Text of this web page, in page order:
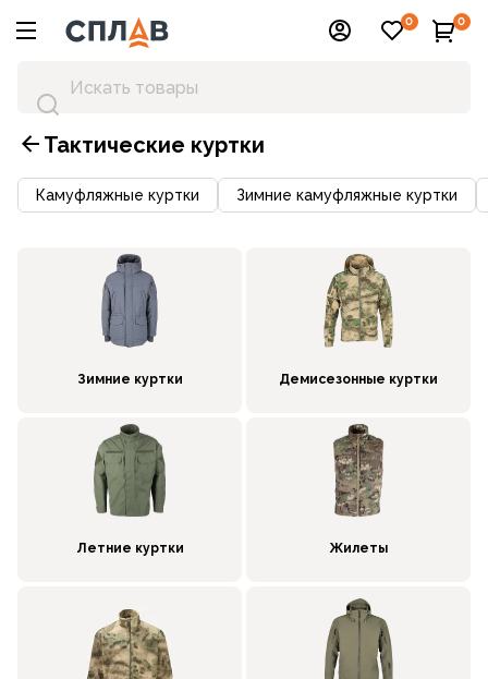
0 0
Тактические куртки
Камуфляжные куртки Зимние камуфляжные куртки
Зимние куртки Демисезонные куртки
Летние куртки Жилеты